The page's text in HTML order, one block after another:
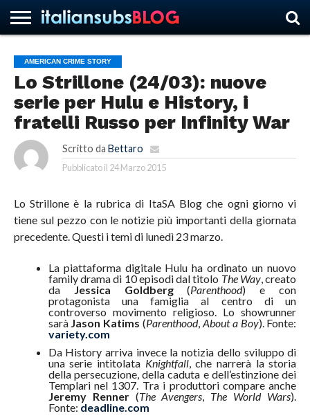
HOME
NEWS
ASCOLTI
RECENSIONI
INTERVISTE
CURIOSITÀ
CHI
SIAMO
CONTATTACI
FORUM
ITALIANSUBS
AMERICAN CRIME STORY
Lo Strillone (24/03): nuove
serie per Hulu e History, i
fratelli Russo per Infinity War
Scritto da Bettaro
Pubblicato il 24 Marzo 2015
Lo Strillone è la rubrica di ItaSA Blog che ogni giorno vi
tiene sul pezzo con le notizie più importanti della giornata
precedente. Questi i temi di lunedì 23 marzo.
La piattaforma digitale Hulu ha ordinato un nuovo
family drama di 10 episodi dal titolo The Way, creato
da Jessica Goldberg(Parenthood) e con
protagonista una famiglia al centro di un
controverso movimento religioso. Lo showrunner
sarà Jason Katims (Parenthood, About a Boy). Fonte:
variety.com
Da History arriva invece la notizia dello sviluppo di
una serie intitolata Knightfall, che narrerà la storia
della persecuzione, della caduta e dell’estinzione dei
Templari nel 1307. Tra i produttori compare anche
Jeremy Renner(The Avengers, The World Wars).
Fonte: deadline.com